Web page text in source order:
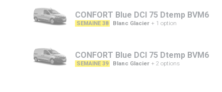
CONFORT Blue DCI 75 Dtemp BVM6
SEMAINE 38 Blanc Glacier + 1 option
CONFORT Blue DCI 75 Dtemp BVM6
SEMAINE 39 Blanc Glacier + 2 options